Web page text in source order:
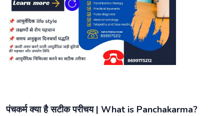
पंचकर्म क्या है सटीक परीचय | What is Panchakarma?